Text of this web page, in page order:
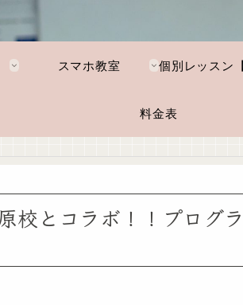
スマホ教室
料金表
校とコラボ！！プログ